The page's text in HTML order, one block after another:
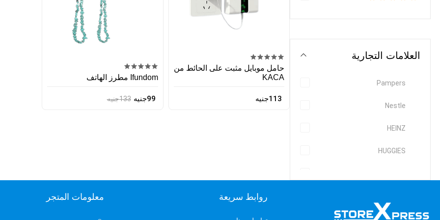
حامل موبايل مثبت على الحائط من
KACA
113جنيه
Ifundom مطرز الهاتف
99جنيه 133جنيه
العلامات التجارية
Pampers
Nestle
HEINZ
HUGGIES
روابط سريعة معلومات المتجر